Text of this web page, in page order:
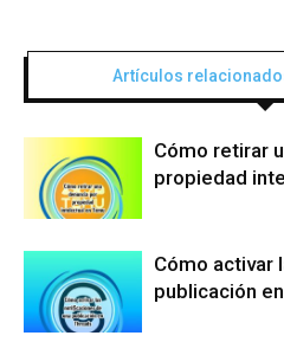
Artículos
Cómo retirar
propiedad
Cómo activar
publicación